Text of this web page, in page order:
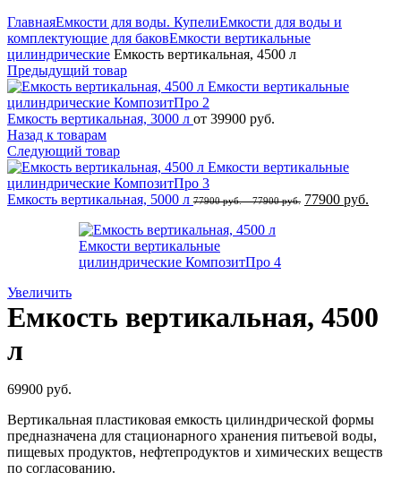
ГлавнаяЕмкости для воды. КупелиЕмкости для воды и
комплектующие для баковЕмкости вертикальные
цилиндрические Емкость вертикальная, 4500 л
Предыдущий товар
Емкость вертикальная, 3000 л от 39900 руб.
Назад к товарам
Следующий товар
Емкость вертикальная, 5000 л 77900руб.–77900руб. 77900 руб.
Увеличить
Емкость вертикальная, 4500
л
69900 руб.
Вертикальная пластиковая емкость цилиндрической формы
предназначена для стационарного хранения питьевой воды,
пищевых продуктов, нефтепродуктов и химических веществ
по согласованию.